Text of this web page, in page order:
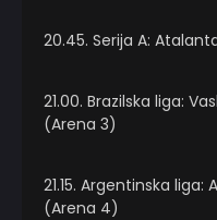
20.45. Serija A:
21.00. Brazilska liga:
(Arena 3)
21.15. Argentinska
(Arena 4)